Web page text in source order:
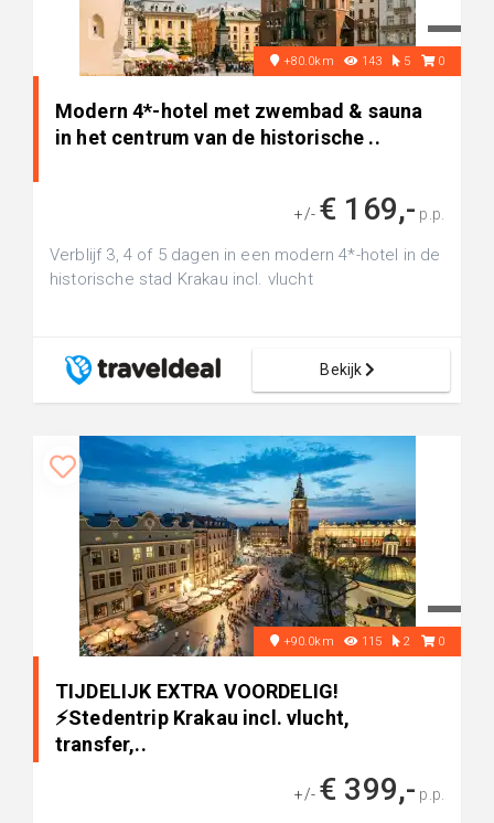
+80.0km 143 5 0
Modern 4*-hotel met zwembad & sauna
in het centrum van de historische ..
+/- € 169,- p.p.
Verblijf 3, 4 of 5 dagen in een modern 4*-hotel in de
historische stad Krakau incl. vlucht
Bekijk
+90.0km 115 2 0
TIJDELIJK EXTRA VOORDELIG!
⚡️Stedentrip Krakau incl. vlucht,
transfer,..
+/- € 399,- p.p.